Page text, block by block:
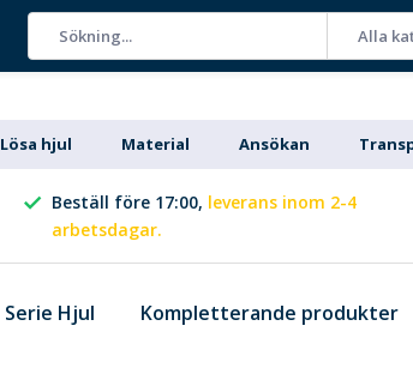
Alla
Lösa hjul Material Ansökan
Beställ före 17:00, leverans inom 2-4
arbetsdagar.
Serie Hjul Kompletterande produkter